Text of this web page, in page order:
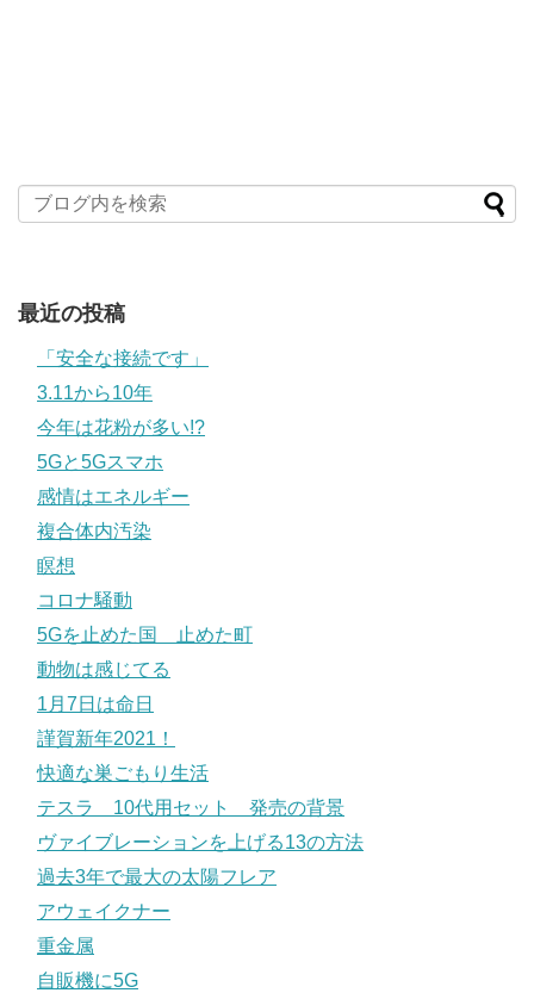
最近の投稿
「安全な接続です」
3.11から10年
今年は花粉が多い!?
5Gと5Gスマホ
感情はエネルギー
複合体内汚染
瞑想
コロナ騒動
5Gを止めた国 止めた町
動物は感じてる
1月7日は命日
謹賀新年2021！
快適な巣ごもり生活
テスラ 10代用セット 発売の背景
ヴァイブレーションを上げる13の方法
過去3年で最大の太陽フレア
アウェイクナー
重金属
自販機に5G